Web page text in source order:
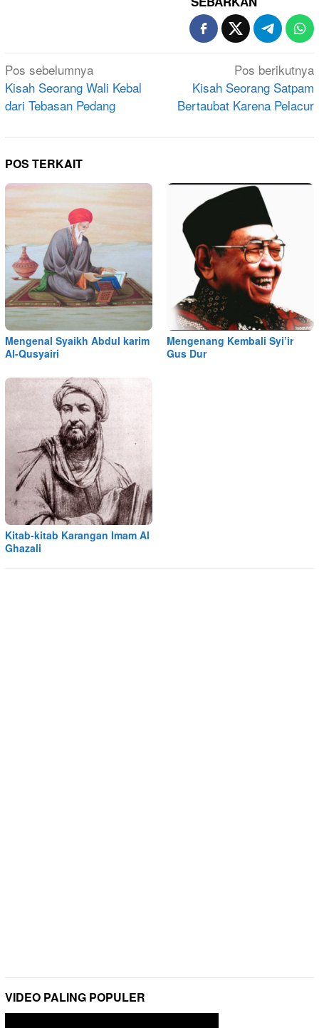
Navigasi
pos
Pos sebelumnya
Kisah Seorang Wali Kebal
dari Tebasan Pedang
Pos berikutnya
Kisah Seorang Satpam
Bertaubat Karena Pelacur
POS TERKAIT
Mengenal Syaikh Abdul karim
Al-Qusyairi
Mengenang Kembali Syi’ir
Gus Dur
Kitab-kitab Karangan Imam Al
Ghazali
VIDEO PALING POPULER